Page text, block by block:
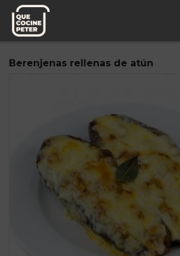
Pedido semanal
Berenjenas rellenas de atún